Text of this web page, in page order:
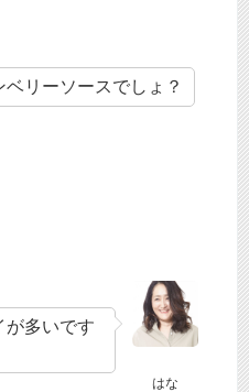
ベリーソースでしょ？
はな
多いです